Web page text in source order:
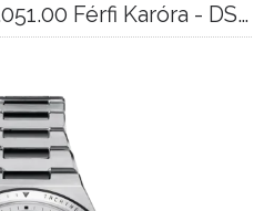
Certina C043.417.22.051.00 Férfi Karóra - DS-7 Chronograph